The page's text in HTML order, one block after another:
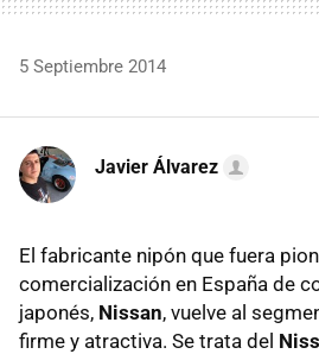
5 Septiembre 2014
Javier Álvarez
El fabricante nipón que fuera
comercialización en España de
japonés, Nissan, vuelve al
firme y atractiva. Se trata del